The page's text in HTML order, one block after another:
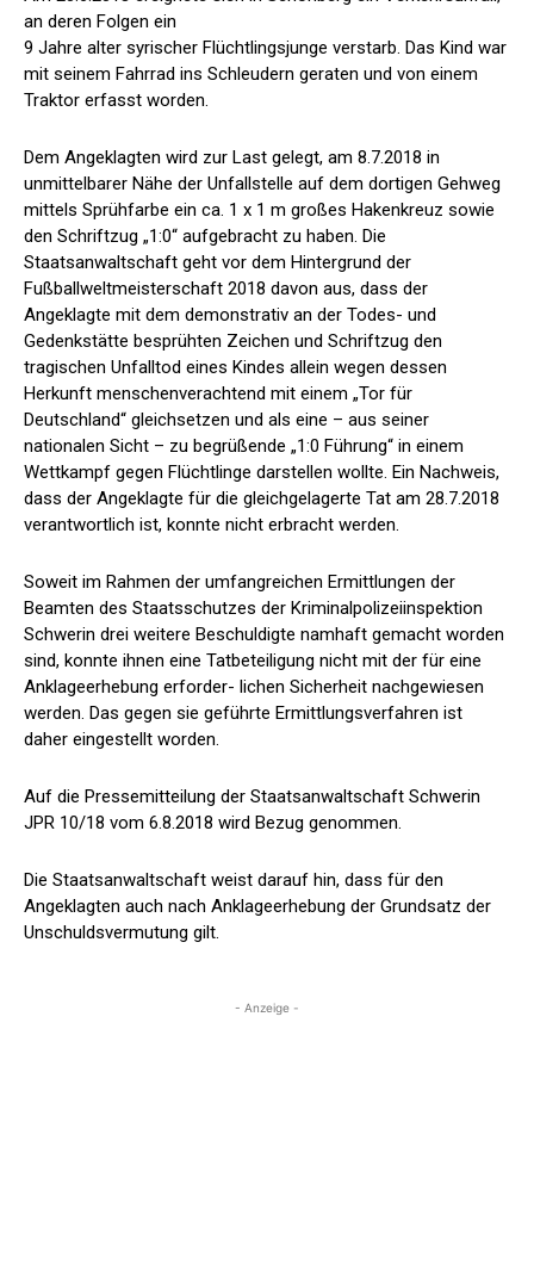
an deren Folgen ein
9 Jahre alter syrischer Flüchtlingsjunge verstarb. Das Kind war
mit seinem Fahrrad ins Schleudern geraten und von einem
Traktor erfasst worden.
Dem Angeklagten wird zur Last gelegt, am 8.7.2018 in
unmittelbarer Nähe der Unfallstelle auf dem dortigen Gehweg
mittels Sprühfarbe ein ca. 1 x 1 m großes Hakenkreuz sowie
den Schriftzug „1:0“ aufgebracht zu haben. Die
Staatsanwaltschaft geht vor dem Hintergrund der
Fußballweltmeisterschaft 2018 davon aus, dass der
Angeklagte mit dem demonstrativ an der Todes- und
Gedenkstätte besprühten Zeichen und Schriftzug den
tragischen Unfalltod eines Kindes allein wegen dessen
Herkunft menschenverachtend mit einem „Tor für
Deutschland“ gleichsetzen und als eine – aus seiner
nationalen Sicht – zu begrüßende „1:0 Führung“ in einem
Wettkampf gegen Flüchtlinge darstellen wollte. Ein Nachweis,
dass der Angeklagte für die gleichgelagerte Tat am 28.7.2018
verantwortlich ist, konnte nicht erbracht werden.
Soweit im Rahmen der umfangreichen Ermittlungen der
Beamten des Staatsschutzes der Kriminalpolizeiinspektion
Schwerin drei weitere Beschuldigte namhaft gemacht worden
sind, konnte ihnen eine Tatbeteiligung nicht mit der für eine
Anklageerhebung erforder- lichen Sicherheit nachgewiesen
werden. Das gegen sie geführte Ermittlungsverfahren ist
daher eingestellt worden.
Auf die Pressemitteilung der Staatsanwaltschaft Schwerin
JPR 10/18 vom 6.8.2018 wird Bezug genommen.
Die Staatsanwaltschaft weist darauf hin, dass für den
Angeklagten auch nach Anklageerhebung der Grundsatz der
Unschuldsvermutung gilt.
- Anzeige -